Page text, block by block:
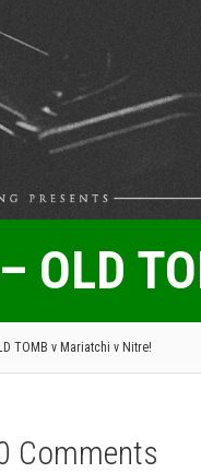
OLD
TOMB v Mariatchi v Nitre!
Comments